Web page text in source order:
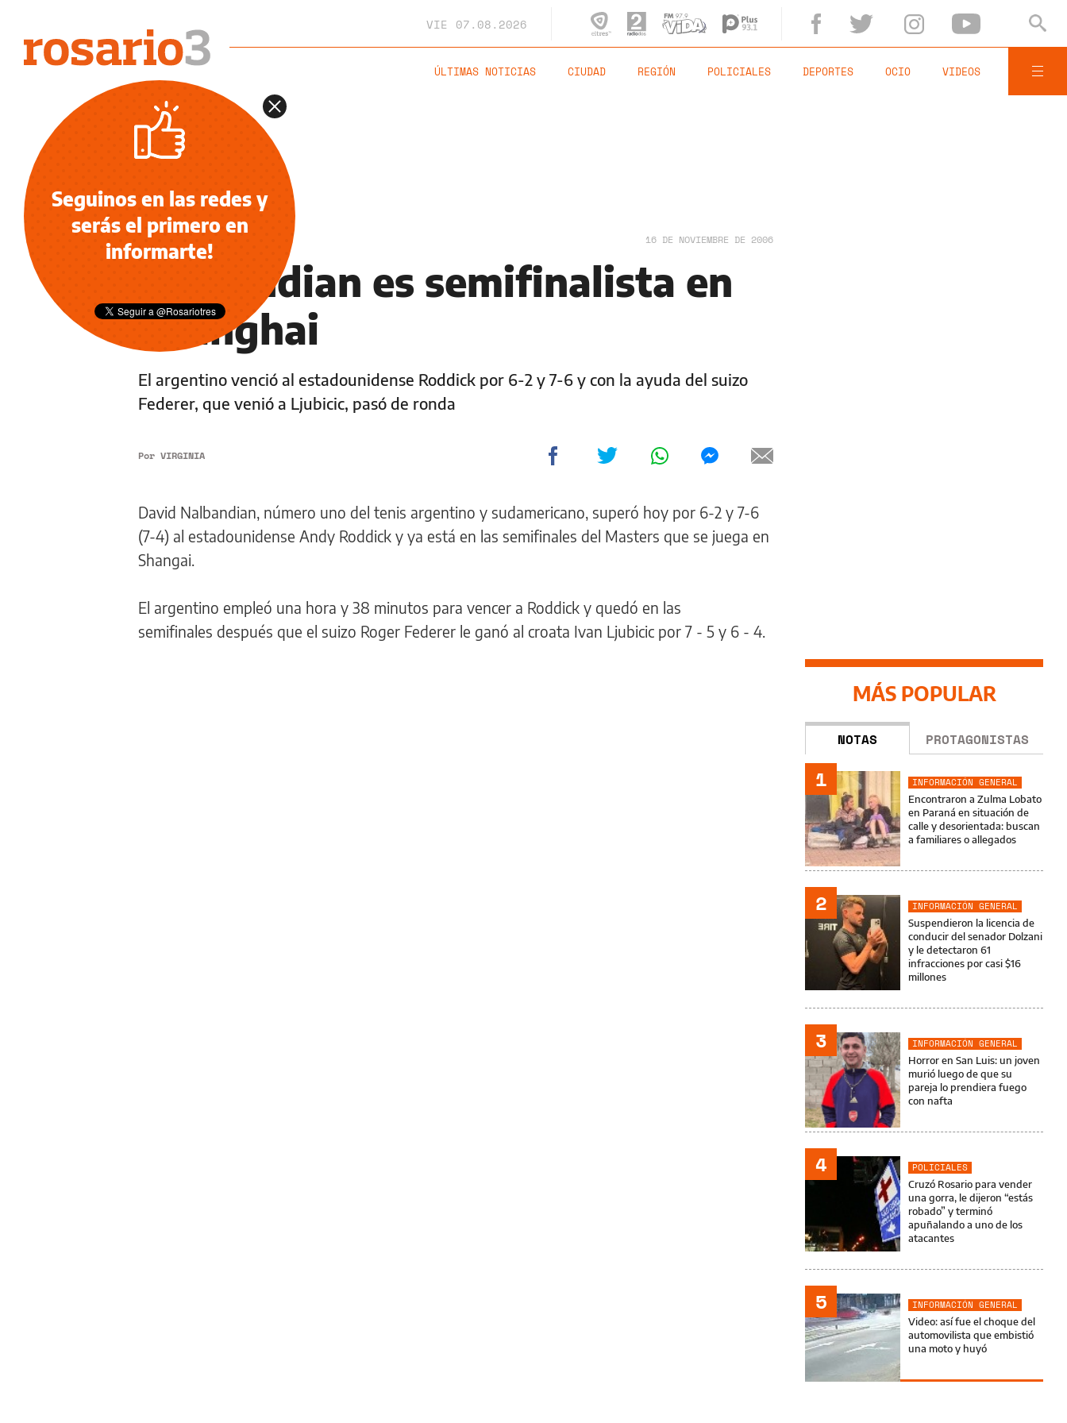
VIE 07.08.2026
ÚLTIMAS NOTICIAS CIUDAD REGIÓN POLICIALES DEPORTES OCIO VIDEOS
NOTICIAS 16 DE NOVIEMBRE DE 2006
Nalbandian es semifinalista en
Shanghai
El argentino venció al estadounidense Roddick por 6-2 y 7-6 y con la ayuda del suizo
Federer, que venió a Ljubicic, pasó de ronda
Por VIRGINIA
David Nalbandian, número uno del tenis argentino y sudamericano, superó hoy por 6-2 y 7-6
(7-4) al estadounidense Andy Roddick y ya está en las semifinales del Masters que se juega en
Shangai.
El argentino empleó una hora y 38 minutos para vencer a Roddick y quedó en las
semifinales después que el suizo Roger Federer le ganó al croata Ivan Ljubicic por 7 - 5 y 6 - 4.
MÁS POPULAR
NOTAS PROTAGONISTAS
1
INFORMACIÓN GENERAL
Encontraron a Zulma Lobato
en Paraná en situación de
calle y desorientada: buscan
a familiares o allegados
2
INFORMACIÓN GENERAL
Suspendieron la licencia de
conducir del senador Dolzani
y le detectaron 61
infracciones por casi $16
millones
3
INFORMACIÓN GENERAL
Horror en San Luis: un joven
murió luego de que su
pareja lo prendiera fuego
con nafta
4
POLICIALES
Cruzó Rosario para vender
una gorra, le dijeron “estás
robado” y terminó
apuñalando a uno de los
atacantes
5
INFORMACIÓN GENERAL
Video: así fue el choque del
automovilista que embistió
una moto y huyó
Seguinos en las redes y
serás el primero en
informarte!